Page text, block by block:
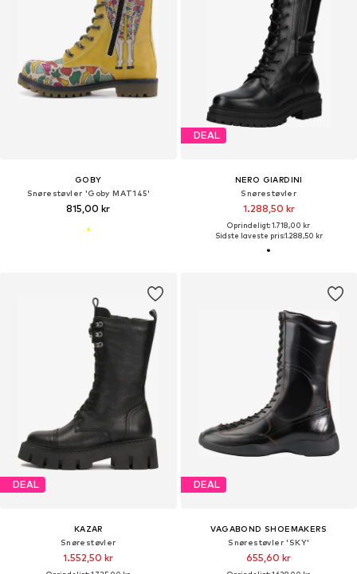
GOBY
Snørestøvler 'Goby MAT145'
815,00 kr
DEAL
NERO GIARDINI
Snørestøvler
1.288,50 kr
Oprindeligt: 1.718,00 kr
Sidste laveste pris:1.288,50 kr
DEAL
KAZAR
Snørestøvler
1.552,50 kr
DEAL
VAGABOND SHOEMAKERS
Snørestøvler 'SKY'
655,60 kr